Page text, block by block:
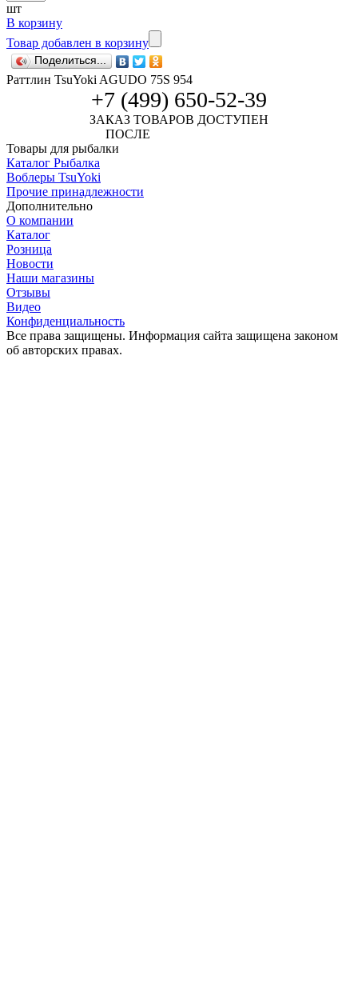
шт
В корзину
Товар добавлен в корзину
Поделиться...
Раттлин TsuYoki AGUDO 75S 954
+7 (499) 650-52-39
ЗАКАЗ ТОВАРОВ ДОСТУПЕН
ПОСЛЕ
Товары для рыбалки
Каталог Рыбалка
Воблеры TsuYoki
Прочие принадлежности
Дополнительно
О компании
Каталог
Розница
Новости
Наши магазины
Отзывы
Видео
Конфиденциальность
Все права защищены. Информация сайта защищена законом
об авторских правах.